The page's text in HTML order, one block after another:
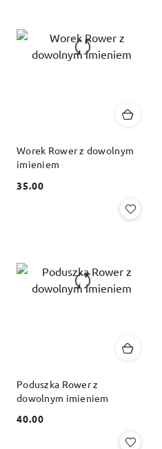
Worek Rower z dowolnym
imieniem
Cena:
35.00
Poduszka Rower z
dowolnym imieniem
Cena:
40.00